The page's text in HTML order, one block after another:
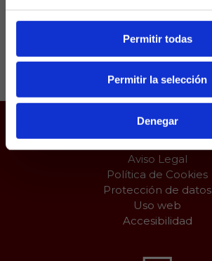
Permitir todas
Permitir la selección
Denegar
Compartir:
Juego responsable
Aviso Legal
Política de Cookies
Protección de datos
Uso web
Accesibilidad